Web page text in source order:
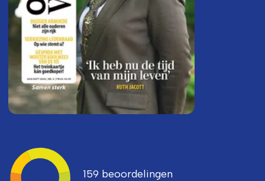
159 beoordelingen